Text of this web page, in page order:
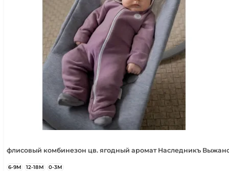
флисовый комбинезон цв. ягодный аромат Наследникъ
6-9М 12-18М 0-3М